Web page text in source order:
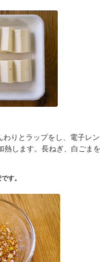
りとラップをし、電子レン
します。長ねぎ、白ごまを
す。